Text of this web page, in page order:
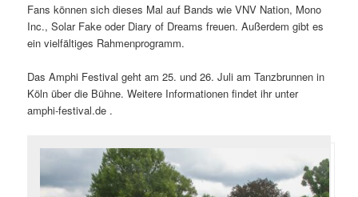
Fans können sich dieses Mal auf Bands wie VNV Nation, Mono
Inc., Solar Fake oder Diary of Dreams freuen. Außerdem gibt es
ein vielfältiges Rahmenprogramm.
Das Amphi Festival geht am 25. und 26. Juli am Tanzbrunnen in
Köln über die Bühne. Weitere Informationen findet ihr unter
amphi-festival.de .